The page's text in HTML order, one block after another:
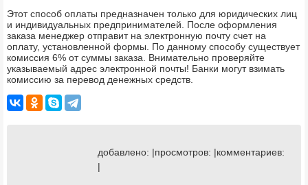
Этот способ оплаты предназначен только для юридических лиц
и индивидуальных предпринимателей. После оформления
заказа менеджер отправит на электронную почту счет на
оплату, установленной формы. По данному способу существует
комиссия 6% от суммы заказа. Внимательно проверяйте
указываемый адрес электронной почты! Банки могут взимать
комиссию за перевод денежных средств.
добавлено: |просмотров: |комментариев:
|